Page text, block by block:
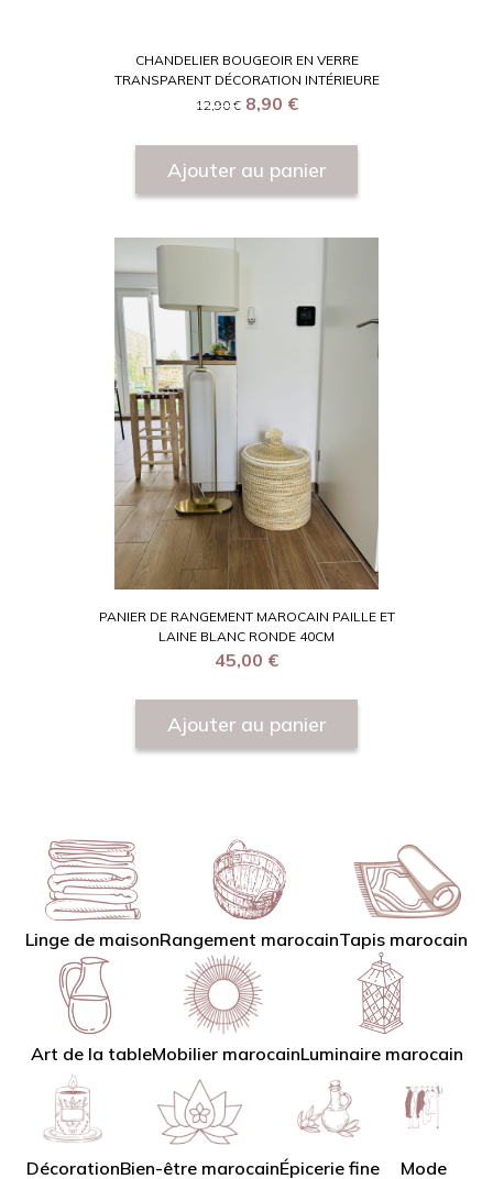
CHANDELIER BOUGEOIR EN VERRE
TRANSPARENT DÉCORATION INTÉRIEURE
12,90 € 8,90 €
Ajouter au panier
PANIER DE RANGEMENT MAROCAIN PAILLE ET
LAINE BLANC RONDE 40CM
45,00 €
Ajouter au panier
Linge de maisonRangement marocainTapis marocain
Art de la tableMobilier marocainLuminaire marocain
DécorationBien-être marocainÉpicerie fine Mode